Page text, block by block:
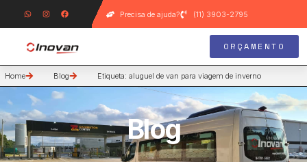
Precisa de ajuda? (11) 3903-2795
ORÇAMENTO
Home Blog Etiqueta: aluguel de van para viagem de inverno
Blog